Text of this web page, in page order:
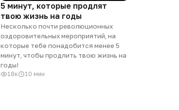
5 минут, которые продлят
твою жизнь на годы
Несколько почти революционных
оздоровительных мероприятий, на
которые тебе понадобится менее 5
минут, чтобы продлить твою жизнь на
годы!
18к 10 мин